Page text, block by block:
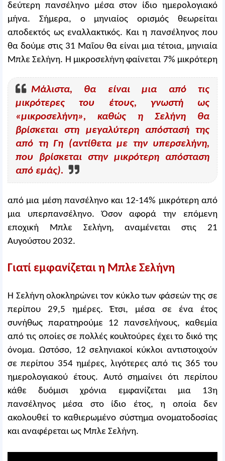
δεύτερη πανσέληνο μέσα στον ίδιο ημερολογιακό
μήνα. Σήμερα, ο μηνιαίος ορισμός θεωρείται
αποδεκτός ως εναλλακτικός. Και η πανσέληνος που
θα δούμε στις 31 Μαΐου θα είναι μια τέτοια, μηνιαία
Μπλε Σελήνη.
Μάλιστα, θα είναι μια από τις
μικρότερες του έτους, γνωστή ως
«μικροσελήνη», καθώς η Σελήνη θα
βρίσκεται στη μεγαλύτερη απόστασή της
από τη Γη (αντίθετα με την υπερσελήνη,
που βρίσκεται στην μικρότερη απόσταση
από εμάς).
Η μικροσελήνη φαίνεται 7% μικρότερη
από μια μέση πανσέληνο και 12-14% μικρότερη από
μια υπερπανσέληνο. Όσον αφορά την επόμενη
εποχική Μπλε Σελήνη, αναμένεται στις 21
Αυγούστου 2032.
Γιατί εμφανίζεται η Μπλε Σελήνη
Η Σελήνη ολοκληρώνει τον κύκλο των φάσεών της σε
περίπου 29,5 ημέρες. Έτσι, μέσα σε ένα έτος
συνήθως παρατηρούμε 12 πανσελήνους, καθεμία
από τις οποίες σε πολλές κουλτούρες έχει το δικό της
όνομα. Ωστόσο, 12 σεληνιακοί κύκλοι αντιστοιχούν
σε περίπου 354 ημέρες, λιγότερες από τις 365 του
ημερολογιακού έτους. Αυτό σημαίνει ότι περίπου
κάθε δυόμισι χρόνια εμφανίζεται μια 13η
πανσέληνος μέσα στο ίδιο έτος, η οποία δεν
ακολουθεί το καθιερωμένο σύστημα ονοματοδοσίας
και αναφέρεται ως Μπλε Σελήνη.